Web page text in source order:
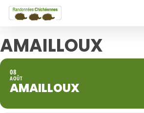
Skip
content
AMAILLOUX
08
AOÛT
AMAILLOUX